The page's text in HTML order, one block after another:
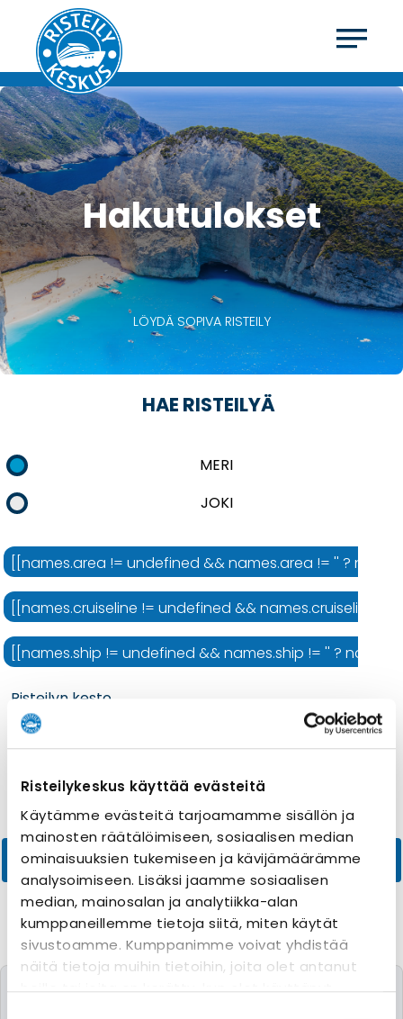
Risteilykeskus käyttää evästeitä
Käytämme evästeitä tarjoamamme sisällön ja
mainosten räätälöimiseen, sosiaalisen median
ominaisuuksien tukemiseen ja kävijämäärämme
analysoimiseen. Lisäksi jaamme sosiaalisen
median, mainosalan ja analytiikka-alan
kumppaneillemme tietoja siitä, miten käytät
sivustoamme. Kumppanimme voivat yhdistää
näitä tietoja muihin tietoihin, joita olet antanut
Hakutulokset
LÖYDÄ SOPIVA RISTEILY
HAE RISTEILYÄ
MERI
JOKI
[[names.area != undefined && names.area != '' ?
[[names.cruiseline != undefined && names.cruiseline
[[names.ship != undefined && names.ship != '' ?
Risteilyn kesto